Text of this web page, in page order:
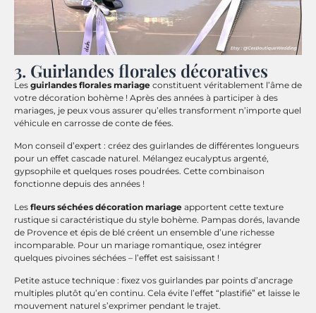
3. Guirlandes florales décoratives
Les guirlandes florales mariage constituent véritablement l’âme de
votre décoration bohème ! Après des années à participer à des
mariages, je peux vous assurer qu’elles transforment n’importe quel
véhicule en carrosse de conte de fées.
Mon conseil d’expert : créez des guirlandes de différentes longueurs
pour un effet cascade naturel. Mélangez eucalyptus argenté,
gypsophile et quelques roses poudrées. Cette combinaison
fonctionne depuis des années !
Les fleurs séchées décoration mariage apportent cette texture
rustique si caractéristique du style bohème. Pampas dorés, lavande
de Provence et épis de blé créent un ensemble d’une richesse
incomparable. Pour un mariage romantique, osez intégrer
quelques pivoines séchées – l’effet est saisissant !
Petite astuce technique : fixez vos guirlandes par points d’ancrage
multiples plutôt qu’en continu. Cela évite l’effet “plastifié” et laisse le
mouvement naturel s’exprimer pendant le trajet.